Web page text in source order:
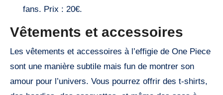
fans. Prix : 20€.
Vêtements et accessoires
Les vêtements et accessoires à l’effigie de One Piece
sont une manière subtile mais fun de montrer son
amour pour l’univers. Vous pourrez offrir des t-shirts,